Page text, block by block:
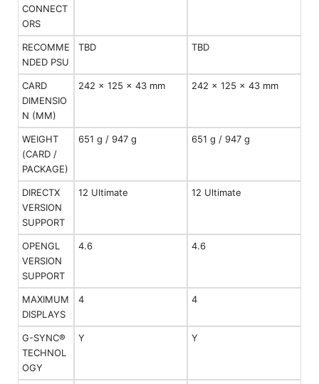
CONNECT
ORS
RECOMME
NDED PSU
TBD TBD
CARD
DIMENSIO
N (MM)
242 x 125 x 43 mm 242 x 125 x 43 mm
WEIGHT
(CARD /
PACKAGE)
651 g / 947 g 651 g / 947 g
DIRECTX
VERSION
SUPPORT
12 Ultimate 12 Ultimate
OPENGL
VERSION
SUPPORT
4.6 4.6
MAXIMUM
DISPLAYS
4 4
G-SYNC®
TECHNOL
OGY
Y Y